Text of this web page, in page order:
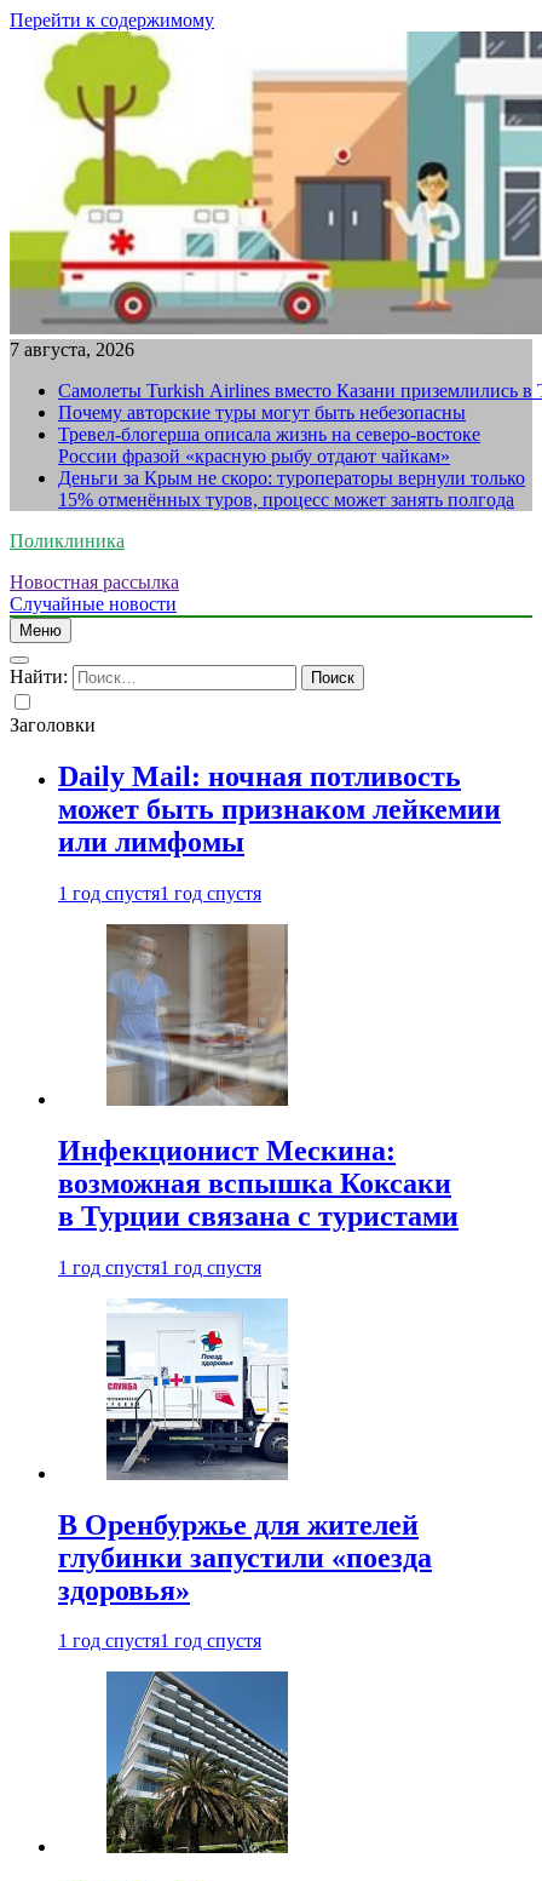
Перейти к содержимому
7 августа, 2026
Самолеты Turkish Airlines вместо Казани приземлились в
Почему авторские туры могут быть небезопасны
Тревел-блогерша описала жизнь на северо-востоке
России фразой «красную рыбу отдают чайкам»
Деньги за Крым не скоро: туроператоры вернули только
15% отменённых туров, процесс может занять полгода
Поликлиника
Новостная рассылка
Случайные новости
Меню
Найти:
Заголовки
Daily Mail: ночная потливость
может быть признаком лейкемии
или лимфомы
1 год спустя1 год спустя
Инфекционист Мескина:
возможная вспышка Коксаки
в Турции связана с туристами
1 год спустя1 год спустя
В Оренбуржье для жителей
глубинки запустили «поезда
здоровья»
1 год спустя1 год спустя